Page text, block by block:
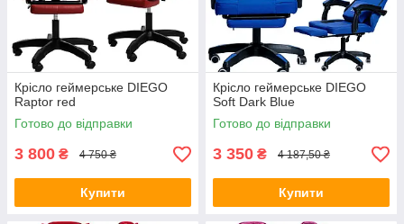
Крісло геймерське DIEGO
Raptor red
Готово до відправки
3 800 ₴ 4 750 ₴
Купити
Крісло геймерське DIEGO
Soft Dark Blue
Готово до відправки
3 350 ₴ 4 187,50 ₴
Купити